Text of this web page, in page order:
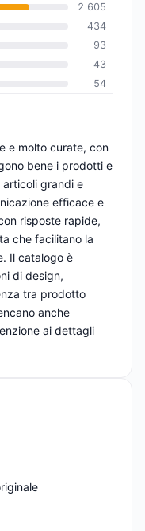
2 605
434
93
43
54
e molto curate, con
bene i prodotti e
grandi e
efficace e
risposte rapide,
che facilitano la
Il catalogo è
di design,
tra prodotto
anche
ai dettagli